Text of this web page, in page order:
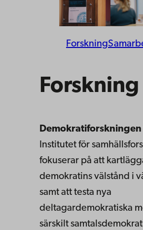
Forskning
Forskning
Demokratiforskningen
Institutet för
fokuserar på att
demokratins välstånd i
samt att testa nya
deltagardemokratiska
särskilt